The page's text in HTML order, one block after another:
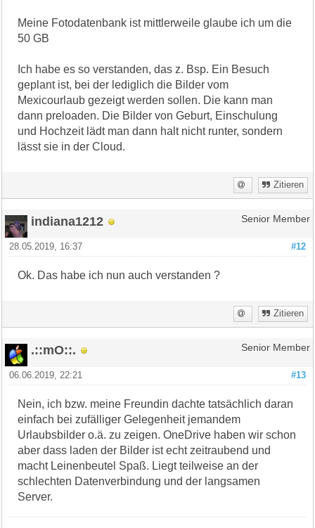
Meine Fotodatenbank ist mittlerweile glaube ich um die
50 GB
Ich habe es so verstanden, das z. Bsp. Ein Besuch
geplant ist, bei der lediglich die Bilder vom
Mexicourlaub gezeigt werden sollen. Die kann man
dann preloaden. Die Bilder von Geburt, Einschulung
und Hochzeit lädt man dann halt nicht runter, sondern
lässt sie in der Cloud.
Zitieren
indiana1212 Senior Member
#12
28.05.2019, 16:37
Ok. Das habe ich nun auch verstanden ?
Zitieren
.::mO::. Senior Member
#13
06.06.2019, 22:21
Nein, ich bzw. meine Freundin dachte tatsächlich daran
einfach bei zufälliger Gelegenheit jemandem
Urlaubsbilder o.ä. zu zeigen. OneDrive haben wir schon
aber dass laden der Bilder ist echt zeitraubend und
macht Leinenbeutel Spaß. Liegt teilweise an der
schlechten Datenverbindung und der langsamen
Server.